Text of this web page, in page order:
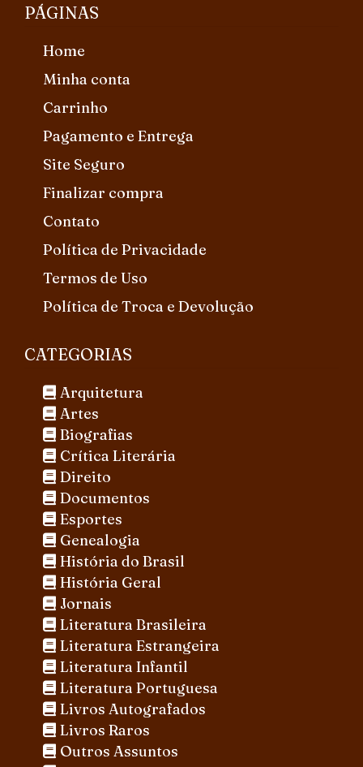
PÁGINAS
Home
Minha conta
Carrinho
Pagamento e Entrega
Site Seguro
Finalizar compra
Contato
Política de Privacidade
Termos de Uso
Política de Troca e Devolução
CATEGORIAS
Arquitetura
Artes
Biografias
Crítica Literária
Direito
Documentos
Esportes
Genealogia
História do Brasil
História Geral
Jornais
Literatura Brasileira
Literatura Estrangeira
Literatura Infantil
Literatura Portuguesa
Livros Autografados
Livros Raros
Outros Assuntos